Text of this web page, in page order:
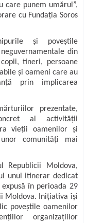
care punem umărul”,
cu Fundația Soros
și poveștile
din
tineri, persoane
și oameni care au
prin implicarea
prezentate,
al activității
vieții oamenilor și
comunități mai
Republicii Moldova,
unui itinerar dedicat
în perioada 29
Moldova. Inițiativa își
poveștile oamenilor
organizațiilor